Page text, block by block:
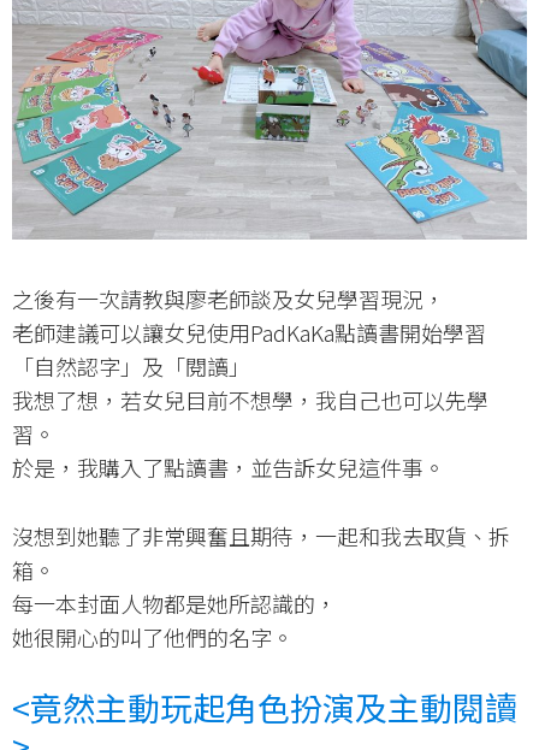
之後有一次請教與廖老師談及女兒學習現況，
老師建議可以讓女兒使用PadKaKa點讀書開始學習
「自然認字」及「閱讀」
我想了想，若女兒目前不想學，我自己也可以先學
習。
於是，我購入了點讀書，並告訴女兒這件事。
沒想到她聽了非常興奮且期待，一起和我去取貨、拆
箱。
每一本封面人物都是她所認識的，
她很開心的叫了他們的名字。
<竟然主動玩起角色扮演及主動閱讀